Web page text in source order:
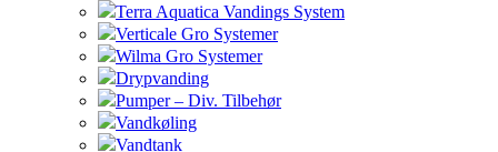
Terra Aquatica Vandings System
Verticale Gro Systemer
Wilma Gro Systemer
Drypvanding
Pumper – Div. Tilbehør
Vandkøling
Vandtank